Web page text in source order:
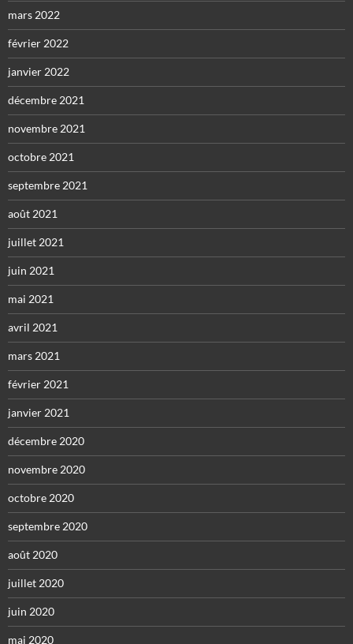
mars 2022
février 2022
janvier 2022
décembre 2021
novembre 2021
octobre 2021
septembre 2021
août 2021
juillet 2021
juin 2021
mai 2021
avril 2021
mars 2021
février 2021
janvier 2021
décembre 2020
novembre 2020
octobre 2020
septembre 2020
août 2020
juillet 2020
juin 2020
mai 2020